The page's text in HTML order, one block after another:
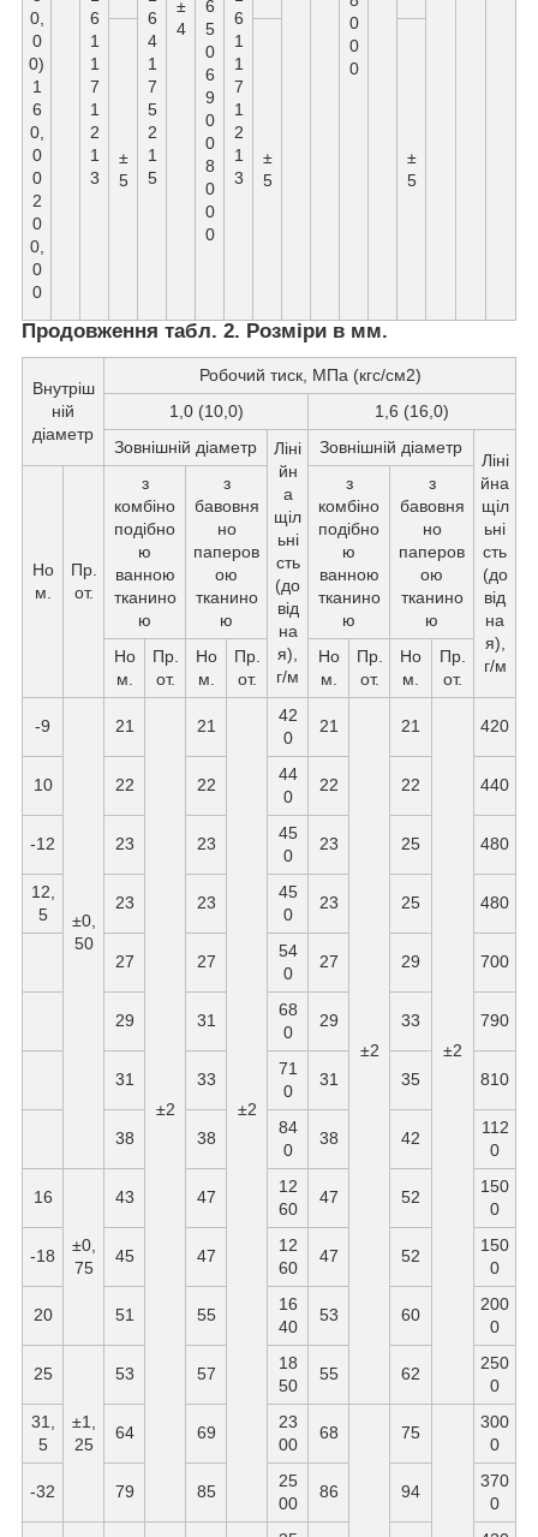
0
0
0
0,
0
0)
1
6
0,
0
0
2
0
0,
0
0
6
1
1
7
1
2
1
3
6
4
1
7
5
2
1
5
±
4
6
5
0
6
9
0
0
8
0
0
0
6
1
1
7
1
2
1
3
±
5
±
5
±
5
Продовження табл. 2. Розміри в мм.
Внутріш
ній
діаметр
Робочий тиск, МПа (кгс/см2)
1,0 (10,0)
1,6 (16,0)
Зовнішній діаметр
Ліні
йн
а
щіл
ьні
сть
(до
від
на
я),
г/м
Зовнішній діаметр
Ліні
йна
щіл
ьні
сть
(до
від
на
я),
г/м
Но
м.
Пр.
от.
з
комбіно
подібно
ю
ванною
тканино
ю
з
бавовня
но
паперов
ою
тканино
ю
з
комбіно
подібно
ю
ванною
тканино
ю
з
бавовня
но
паперов
ою
тканино
ю
Но
м.
Пр.
от.
Но
м.
Пр.
от.
Но
м.
Пр.
от.
Но
м.
Пр.
от.
-9
±0,
50
21
±2
21
±2
42
0
21
±2
21
±2
420
10 22 22
44
0
22 22 440
-12 23 23
45
0
23 25 480
12,
5
23 23
45
0
23 25 480
27 27
54
0
27 29 700
29 31
68
0
29 33 790
31 33
71
0
31 35 810
38 38
84
0
38 42
112
0
16
±0,
75
43 47
12
60
47 52
150
0
-18 45 47
12
60
47 52
150
0
20 51 55
16
40
53 60
200
0
25
±1,
25
53 57
18
50
55 62
250
0
31,
5
64 69
23
00
68 75
300
0
-32 79 85
25
00
86 94
370
0